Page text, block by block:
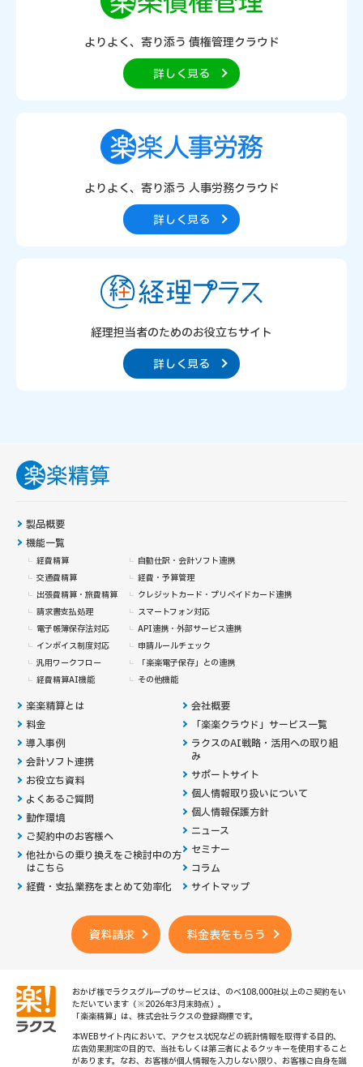
よりよく、寄り添う 債権管理クラウド
詳しく見る
よりよく、寄り添う 人事労務クラウド
詳しく見る
経理担当者のためのお役立ちサイト
詳しく見る
製品概要
機能一覧
経費精算
交通費精算
出張費精算・旅費精算
請求書支払処理
電子帳簿保存法対応
インボイス制度対応
汎用ワークフロー
経費精算AI機能
自動仕訳・会計ソフト連携
経費・予算管理
クレジットカード・ プリペイドカード連携
スマートフォン対応
API連携・外部サービス連携
申請ルールチェック
「楽楽電子保存」との連携
その他機能
楽楽精算とは
料金
導入事例
会計ソフト連携
お役立ち資料
よくあるご質問
動作環境
ご契約中のお客様へ
他社からの乗り換えをご検討中の方
はこちら
経費・支払業務をまとめて効率化
会社概要
「楽楽クラウド」サービス一覧
ラクスのAI戦略・活用への取り組
み
サポートサイト
個人情報取り扱いについて
個人情報保護方針
ニュース
セミナー
コラム
サイトマップ
資料請求 料金表をもらう
おかげ様でラクスグループのサービスは、のべ108,000社以上のご契約をい
ただいています（※2026年3月末時点）。
「楽楽精算」は、株式会社ラクスの登録商標です。
本WEBサイト内において、アクセス状況などの統計情報を取得する目的、
広告効果測定の目的で、当社もしくは第三者によるクッキーを使用すること
があります。なお、お客様が個人情報を入力しない限り、お客様ご自身を識